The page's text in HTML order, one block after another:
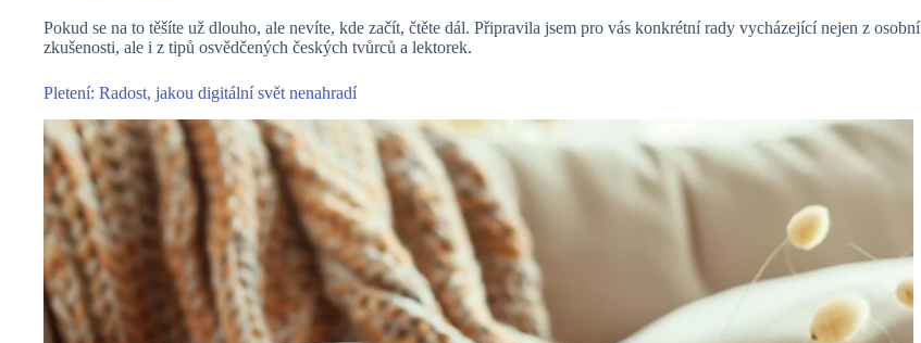
Pokud se na to těšíte už dlouho, ale nevíte, kde začít, čtěte dál. Připravila jsem pro vás konkrétní rady vycházející nejen z osobní
zkušenosti, ale i z tipů osvědčených českých tvůrců a lektorek.
Pletení: Radost, jakou digitální svět nenahradí